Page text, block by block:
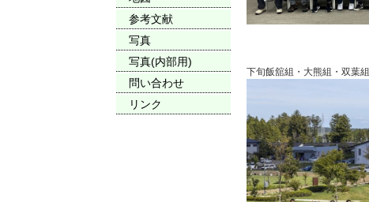
参考文献
写真
写真(内部用)
問い合わせ
リンク
下旬飯舘組・大熊組・双葉組